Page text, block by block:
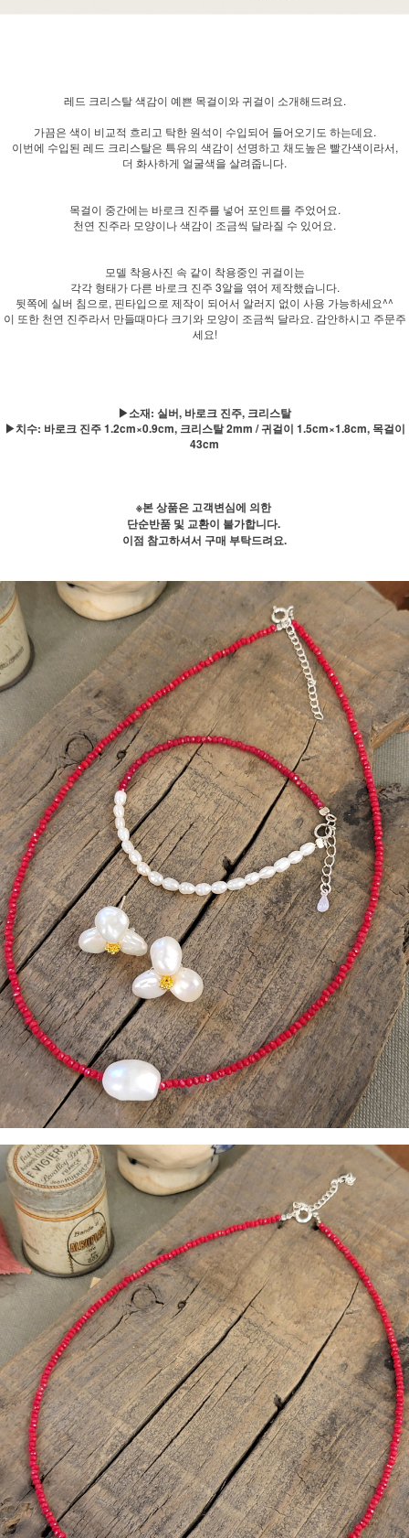
레드 크리스탈 색감이 예쁜 목걸이와 귀걸이 소개해드려요.
가끔은 색이 비교적 흐리고 탁한 원석이 수입되어 들어오기도 하는데요.
이번에 수입된 레드 크리스탈은 특유의 색감이 선명하고 채도높은 빨간색이라서,
더 화사하게 얼굴색을 살려줍니다.
목걸이 중간에는 바로크 진주를 넣어 포인트를 주었어요.
천연 진주라 모양이나 색감이 조금씩 달라질 수 있어요.
모델 착용사진 속 같이 착용중인 귀걸이는
각각 형태가 다른 바로크 진주 3알을 엮어 제작했습니다.
뒷쪽에 실버 침으로, 핀타입으로 제작이 되어서 알러지 없이 사용 가능하세요^^
이 또한 천연 진주라서 만들때마다 크기와 모양이 조금씩 달라요. 감안하시고 주문주
세요!
▶소재: 실버, 바로크 진주, 크리스탈
▶치수: 바로크 진주 1.2cm×0.9cm, 크리스탈 2mm / 귀걸이 1.5cm×1.8cm, 목걸이
43cm
※본 상품은 고객변심에 의한
단순반품 및 교환이 불가합니다.
이점 참고하셔서 구매 부탁드려요.